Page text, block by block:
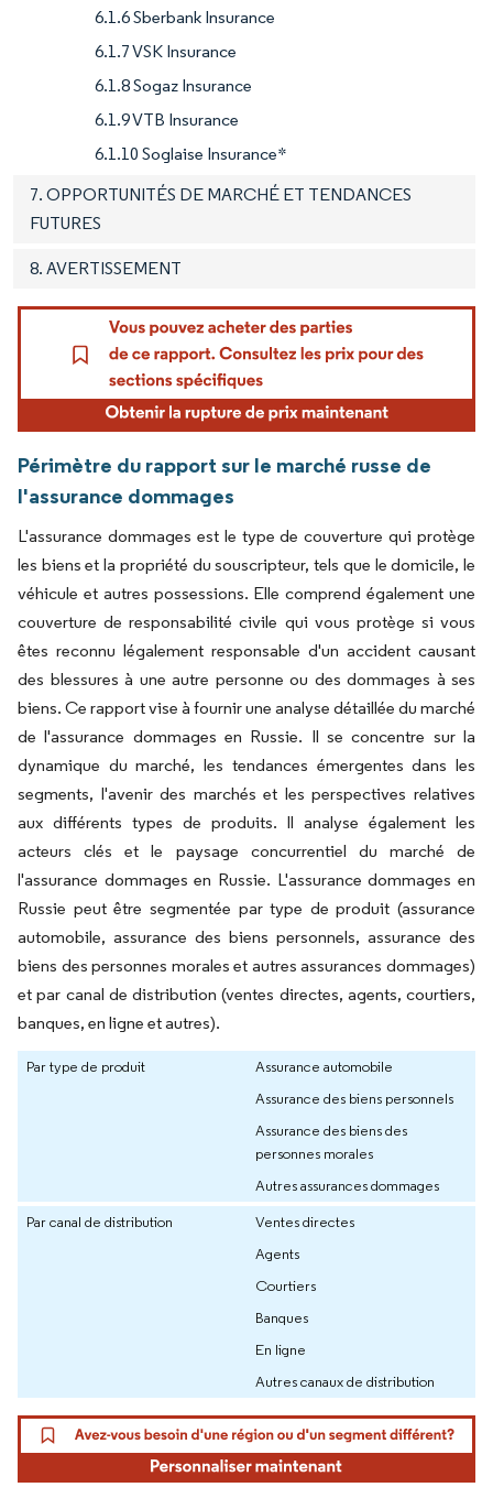
6.1.6 Sberbank Insurance
6.1.7 VSK Insurance
6.1.8 Sogaz Insurance
6.1.9 VTB Insurance
6.1.10 Soglaise Insurance*
7. OPPORTUNITÉS DE MARCHÉ ET TENDANCES
FUTURES
8. AVERTISSEMENT
Périmètre du rapport sur le marché russe de
l'assurance dommages
L'assurance dommages est le type de couverture qui protège
les biens et la propriété du souscripteur, tels que le domicile, le
véhicule et autres possessions. Elle comprend également une
couverture de responsabilité civile qui vous protège si vous
êtes reconnu légalement responsable d'un accident causant
des blessures à une autre personne ou des dommages à ses
biens. Ce rapport vise à fournir une analyse détaillée du marché
de l'assurance dommages en Russie. Il se concentre sur la
dynamique du marché, les tendances émergentes dans les
segments, l'avenir des marchés et les perspectives relatives
aux différents types de produits. Il analyse également les
acteurs clés et le paysage concurrentiel du marché de
l'assurance dommages en Russie. L'assurance dommages en
Russie peut être segmentée par type de produit (assurance
automobile, assurance des biens personnels, assurance des
biens des personnes morales et autres assurances dommages)
et par canal de distribution (ventes directes, agents, courtiers,
banques, en ligne et autres).
Par type de produit
Assurance automobile
Assurance des biens personnels
Assurance des biens des
personnes morales
Autres assurances dommages
Par canal de distribution
Ventes directes
Agents
Courtiers
Banques
En ligne
Autres canaux de distribution